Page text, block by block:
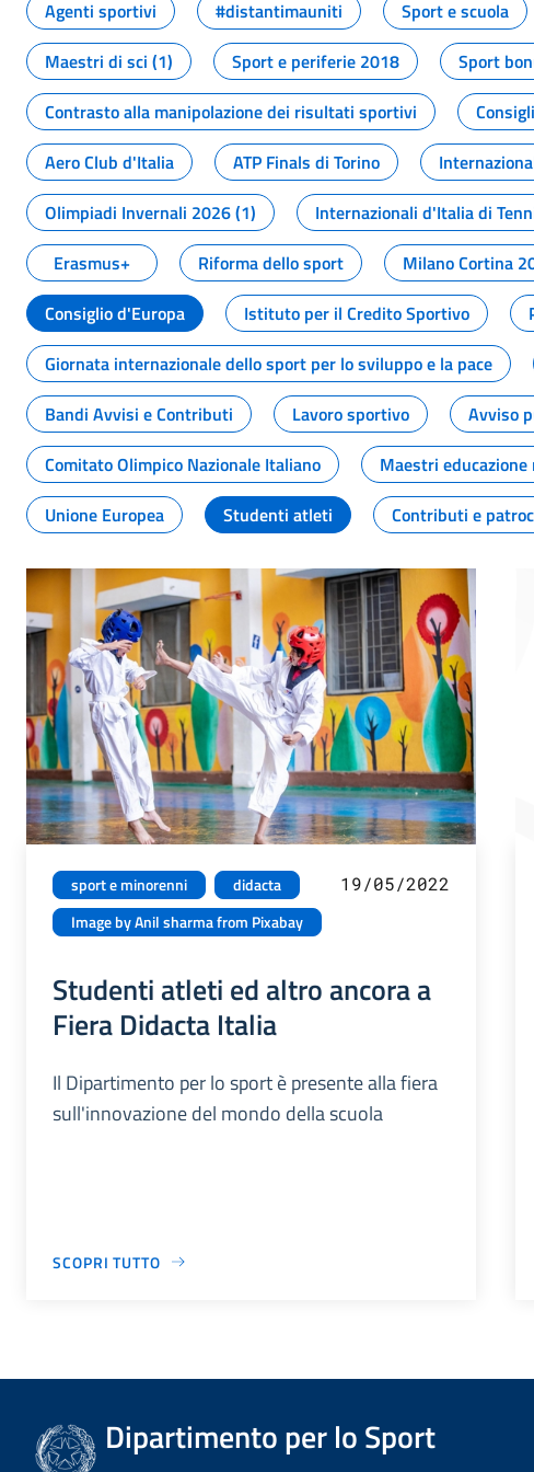
Agenti sportivi
#distantimauniti Sport e scuola
Maestri di sci (1)
Sport e periferie 2018 Sport
Contrasto alla manipolazione dei risultati sportivi
Aero Club d'Italia
ATP Finals di Torino
Olimpiadi Invernali 2026 (1)
Internazionali d'Italia di
Erasmus+
Riforma dello sport Milano Cortina
Consiglio d'Europa
Istituto per il Credito Sportivo
Giornata internazionale dello sport per lo sviluppo e la pace
Bandi Avvisi e Contributi
Lavoro sportivo Avviso
Comitato Olimpico Nazionale Italiano
Maestri
Unione Europea
Studenti atleti Contributi e
sport e minorenni
didacta
Image by Anil sharma from Pixabay
19/05/2022
Studenti atleti ed altro ancora a
Fiera Didacta Italia
Il Dipartimento per lo sport è presente alla fiera
sull'innovazione del mondo della scuola
SCOPRI TUTTO
Dipartimento per lo Sport